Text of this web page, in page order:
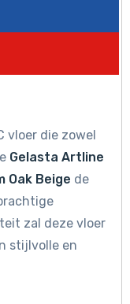
vloer die zowel
Gelasta Artline
Oak Beige de
zal deze vloer
stijlvolle en